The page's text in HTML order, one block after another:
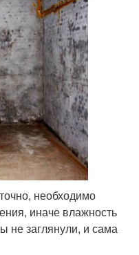
необходимо
иначе влажность
не заглянули, и сама